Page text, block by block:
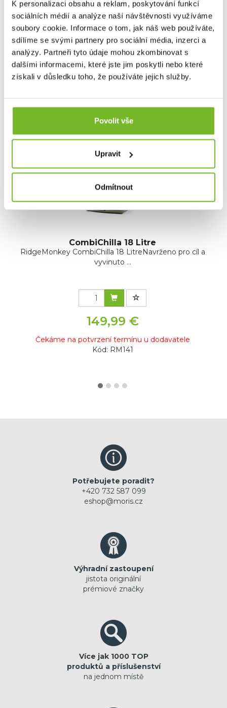
K personalizaci obsahu a reklam, poskytování funkcí
sociálních médií a analýze naší návštěvnosti využíváme
soubory cookie. Informace o tom, jak náš web používáte,
sdílíme se svými partnery pro sociální média, inzerci a
analýzy. Partneři tyto údaje mohou zkombinovat s
dalšími informacemi, které jste jim poskytli nebo které
získali v důsledku toho, že používáte jejich služby.
Povolit vše
Upravit
Odmítnout
na trh přinášet promyšlené a praktické produkty, jež
opravdu něco změní.
Od té doby urazila dlouhou cestu – z jednoho nápadu
vyrostla v značku s širokou nabídkou kvalitního vybavení
dostupného za férové ceny.
Dotaz
Novinka
CombiChilla 18 Litre
RidgeMonkey CombiChilla 18 LitreNavrženo pro cíl a
vyvinuto ...
149,99 €
Čekáme na potvrzení termínu u dodavatele
Kód: RM141
Potřebujete poradit?
+420 732 587 099
eshop@moris.cz
Výhradní zastoupení
jistota originální
prémiové značky
Více jak 1000 TOP
produktů a příslušenství
na jednom místě